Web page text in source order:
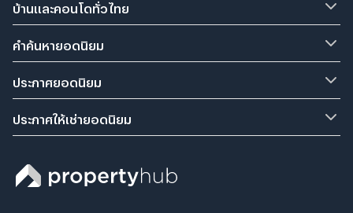
บ้านและคอนโดทั่วไทย
คำค้นหายอดนิยม
ประกาศยอดนิยม
ประกาศให้เช่ายอดนิยม